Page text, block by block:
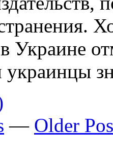
Украине
украинцы
— Older